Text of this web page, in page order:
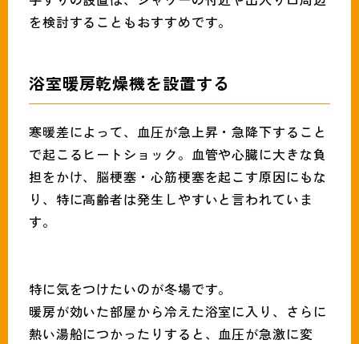
を検討することもおすすめです。
浴室暖房乾燥機を設置する
寒暖差によって、血圧が急上昇・急降下すること
で起こるヒートショック。血管や心臓に大きな負
担をかけ、脳梗塞・心筋梗塞を起こす原因にもな
り、特に高齢者は発生しやすいと言われていま
す。
特に気をつけたいのが冬場です。
暖房が効いた部屋から冷えた浴室に入り、さらに
熱い湯船につかったりすると、血圧が急激に変